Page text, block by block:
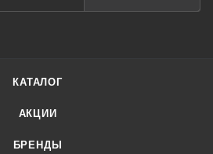
КАТАЛОГ
АКЦИИ
БРЕНДЫ